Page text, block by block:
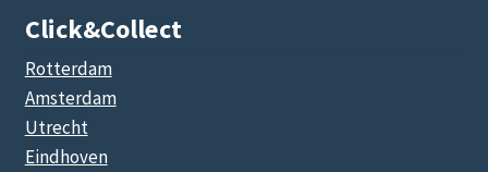
Click&collect
Rotterdam
Amsterdam
Utrecht
Eindhoven